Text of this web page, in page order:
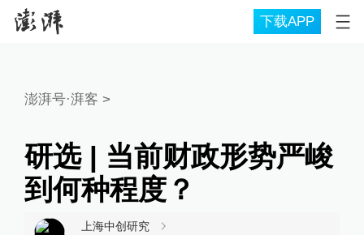
下载APP
澎湃号·湃客 >
研选 | 当前财政形势严峻
到何种程度？
上海中创研究